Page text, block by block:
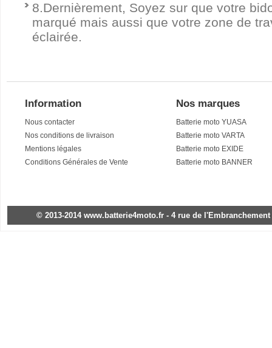
8.Dernièrement, Soyez sur que votre
marqué mais aussi que votre zone de
éclairée.
Information
Nous contacter
Nos conditions de livraison
Mentions légales
Conditions Générales de Vente
Nos marques
Batterie moto YUASA
Batterie moto VARTA
Batterie moto EXIDE
Batterie moto BANNER
© 2013-2014 www.batterie4moto.fr - 4 rue de